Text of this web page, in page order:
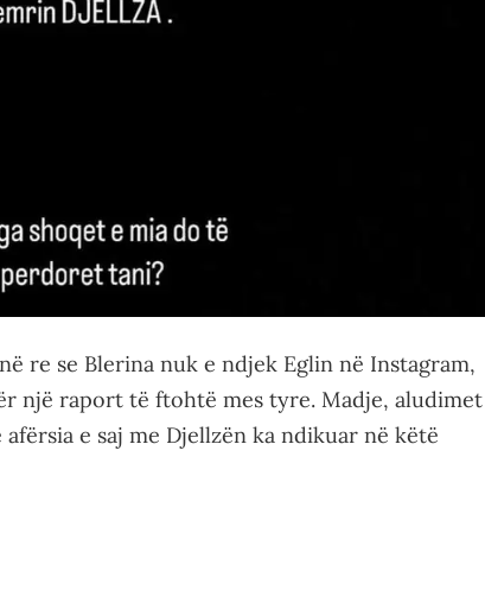
re se Blerina nuk e ndjek Eglin në Instagram,
një raport të ftohtë mes tyre. Madje, aludimet
e saj me Djellzën ka ndikuar në këtë